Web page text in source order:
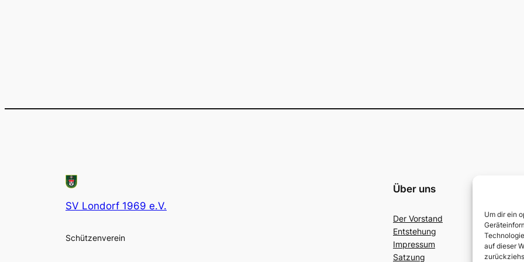
Um dir ein
auf dieser
SV Londorf 1969 e.V.
Schützenverein
Über uns
Der Vorstand
Entstehung
Impressum
Satzung